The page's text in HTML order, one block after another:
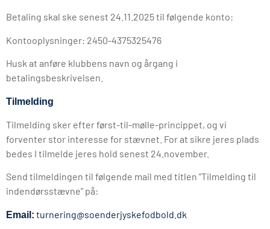
Betaling skal ske senest 24.11.2025 til følgende konto:
Kontooplysninger: 2450-4375325476
Husk at anføre klubbens navn og årgang i
betalingsbeskrivelsen.
Tilmelding
Tilmelding sker efter først-til-mølle-princippet, og vi
forventer stor interesse for stævnet. For at sikre jeres plads
bedes I tilmelde jeres hold senest 24.november.
Send tilmeldingen til følgende mail med titlen ”Tilmelding til
indendørsstævne” på:
Email: turnering@soenderjyskefodbold.dk